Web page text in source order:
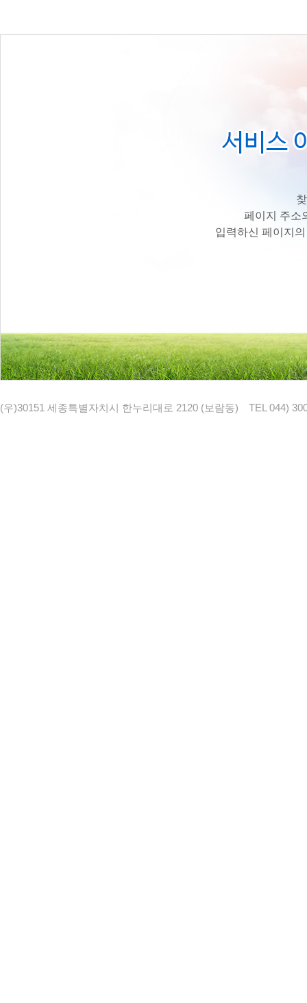
페이지 주소
입력하신 페이지
(우)30151 세종특별자치시 한누리대로 2120 (보람동) TEL 044)